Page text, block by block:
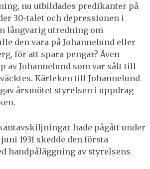
nu utbildades predikanter på
30-talet och depressionen i
långvarig utredning om
den vara på Johannelund eller
för att spara pengar? Även
av Johannelund som var sålt till
Kärleken till Johannelund
årsmötet styrelsen i uppdrag
hade pågått under
1931 skedde den första
handpåläggning av styrelsens